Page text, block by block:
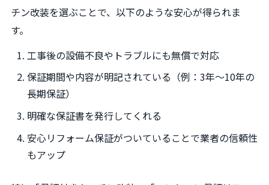
チン改装を選ぶことで、以下のような安心が得られま
す。
工事後の設備不良やトラブルにも無償で対応
保証期間や内容が明記されている（例：3年～10年の
長期保証）
明確な保証書を発行してくれる
安心リフォーム保証がついていることで業者の信頼性
もアップ